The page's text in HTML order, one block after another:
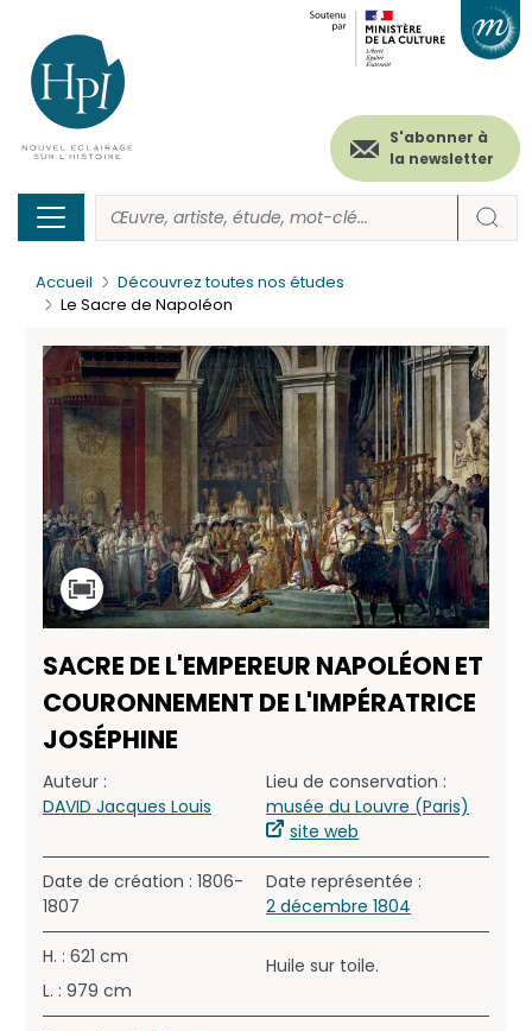
contenu
principal
Menu
secondaire
(header)
S'abonner à
la newsletter
Accueil
Découvrez toutes nos études
Le Sacre de Napoléon
SACRE DE L'EMPEREUR NAPOLÉON ET
COURONNEMENT DE L'IMPÉRATRICE
JOSÉPHINE
Auteur :
DAVID Jacques Louis
Lieu de conservation :
musée du Louvre (Paris)
site web
Date de création : 1806-
1807
Date représentée :
2 décembre 1804
H. : 621 cm
L. : 979 cm
Huile sur toile.